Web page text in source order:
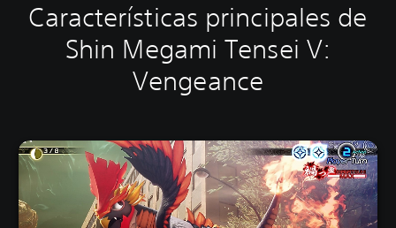
Características principales de
Shin Megami Tensei V:
Vengeance